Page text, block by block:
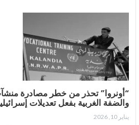
“أونروا” تحذر من خطر مصادرة
والضفة الغربية بفعل تعديلات
يناير 10, 2026